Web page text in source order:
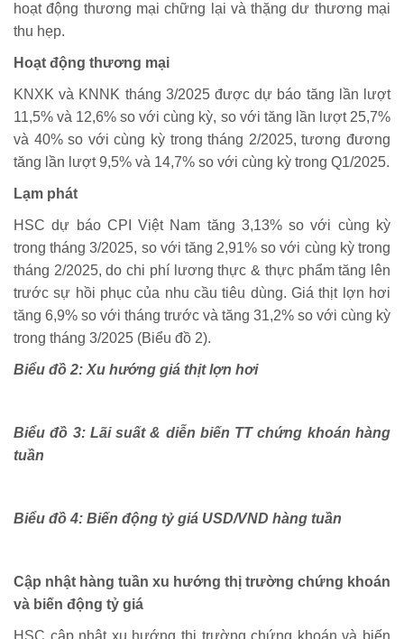
hoạt động thương mại chững lại và thặng dư thương mại
thu hẹp.
Hoạt động thương mại
KNXK và KNNK tháng 3/2025 được dự báo tăng lần lượt
11,5% và 12,6% so với cùng kỳ, so với tăng lần lượt 25,7%
và 40% so với cùng kỳ trong tháng 2/2025, tương đương
tăng lần lượt 9,5% và 14,7% so với cùng kỳ trong Q1/2025.
Lạm phát
HSC dự báo CPI Việt Nam tăng 3,13% so với cùng kỳ
trong tháng 3/2025, so với tăng 2,91% so với cùng kỳ trong
tháng 2/2025, do chi phí lương thực & thực phẩm tăng lên
trước sự hồi phục của nhu cầu tiêu dùng. Giá thịt lợn hơi
tăng 6,9% so với tháng trước và tăng 31,2% so với cùng kỳ
trong tháng 3/2025 (Biểu đồ 2).
Biểu đồ 2: Xu hướng giá thịt lợn hơi
Biểu đồ 3: Lãi suất & diễn biến TT chứng khoán hàng
tuần
Biểu đồ 4: Biến động tỷ giá USD/VND hàng tuần
Cập nhật hàng tuần xu hướng thị trường chứng khoán
và biến động tỷ giá
HSC cập nhật xu hướng thị trường chứng khoán và biến